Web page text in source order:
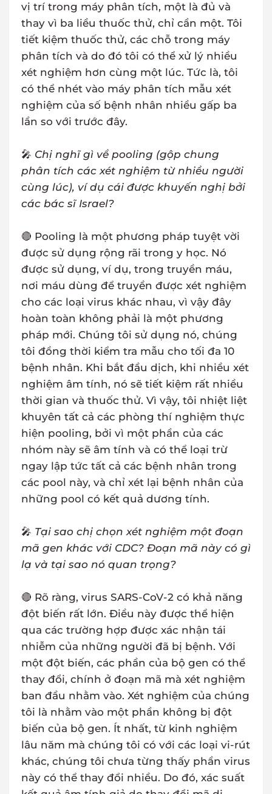
vị trí trong máy phân tích, một là đủ và
thay vì ba liều thuốc thử, chỉ cần một. Tôi
tiết kiệm thuốc thử, các chỗ trong máy
phân tích và do đó tôi có thể xử lý nhiều
xét nghiệm hơn cùng một lúc. Tức là, tôi
có thể nhét vào máy phân tích mẫu xét
nghiệm của số bệnh nhân nhiều gấp ba
lần so với trước đây.
🎤 Chị nghĩ gì về pooling (gộp chung
phân tích các xét nghiệm từ nhiều người
cùng lúc), ví dụ cái được khuyến nghị bởi
các bác sĩ Israel?
🔴 Pooling là một phương pháp tuyệt vời
được sử dụng rộng rãi trong y học. Nó
được sử dụng, ví dụ, trong truyền máu,
nơi máu dùng để truyền được xét nghiệm
cho các loại virus khác nhau, vì vậy đây
hoàn toàn không phải là một phương
pháp mới. Chúng tôi sử dụng nó, chúng
tôi đồng thời kiểm tra mẫu cho tối đa 10
bệnh nhân. Khi bắt đầu dịch, khi nhiều xét
nghiệm âm tính, nó sẽ tiết kiệm rất nhiều
thời gian và thuốc thử. Vì vậy, tôi nhiệt liệt
khuyên tất cả các phòng thí nghiệm thực
hiện pooling, bởi vì một phần của các
nhóm này sẽ âm tính và có thể loại trừ
ngay lập tức tất cả các bệnh nhân trong
các pool này, và chỉ xét lại bệnh nhân của
những pool có kết quả dương tính.
🎤 Tại sao chị chọn xét nghiệm một đoạn
mã gen khác với CDC? Đoạn mã này có gì
lạ và tại sao nó quan trọng?
🔴 Rõ ràng, virus SARS-CoV-2 có khả năng
đột biến rất lớn. Điều này được thể hiện
qua các trường hợp được xác nhận tái
nhiễm của những người đã bị bệnh. Với
một đột biến, các phần của bộ gen có thể
thay đổi, chính ở đoạn mã mà xét nghiệm
ban đầu nhằm vào. Xét nghiệm của chúng
tôi là nhằm vào một phần không bị đột
biến của bộ gen. Ít nhất, từ kinh nghiệm
lâu năm mà chúng tôi có với các loại vi-rút
khác, chúng tôi chưa từng thấy phần virus
này có thể thay đổi nhiều. Do đó, xác suất